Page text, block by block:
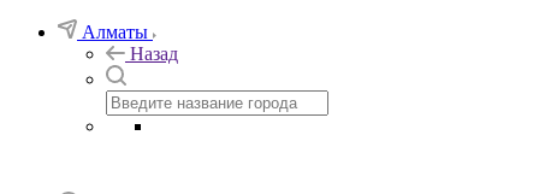
Алматы
Назад